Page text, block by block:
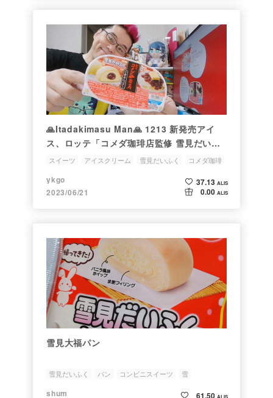
🙏Itadakimasu Man🙏 1213 新発売アイ
ス、ロッテ「コメダ珈琲店監修 雪見だいふ
く小倉あんバター」をコンビニで買って食べ
スイーツ アイスクリーム 雪見だいふく コメダ珈琲
ykgo
2023/06/21
37.13 ALIS
0.00 ALIS
雪見大福パン
雪見だいふく パン コンビニスイーツ
雪
コンビニパン
shum 61.50 ALIS